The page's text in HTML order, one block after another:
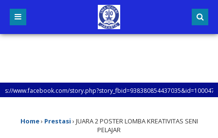
SETIAP LAMAN WEB SMAN 30 JAKARTA, UNTUK MENGETAHUI LEBIH
Home› Prestasi › JUARA 2 POSTER LOMBA KREATIVITAS SENI
PELAJAR